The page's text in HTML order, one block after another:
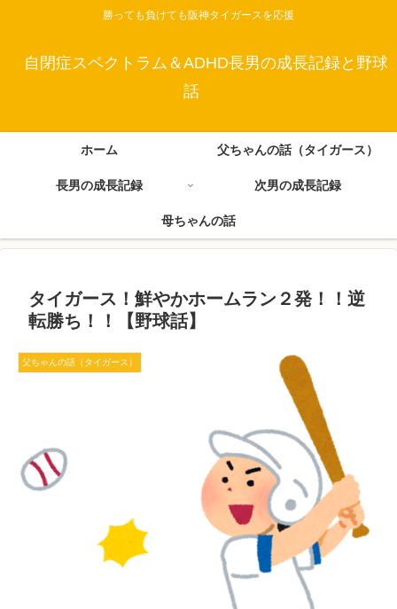
勝っても負けても阪神タイガースを応援
自閉症スペクトラム＆ADHD長男の成長記録と野球
話
ホーム 父ちゃんの話（タイガース）
長男の成長記録 次男の成長記録
母ちゃんの話
タイガース！鮮やかホームラン２発！！逆
転勝ち！！【野球話】
父ちゃんの話（タイガース）